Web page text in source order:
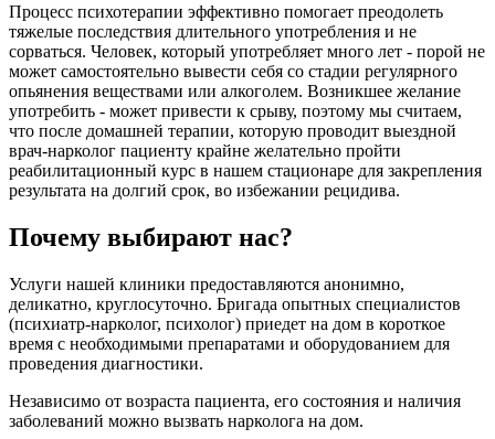
Процесс психотерапии эффективно помогает преодолеть
тяжелые последствия длительного употребления и не
сорваться. Человек, который употребляет много лет - порой не
может самостоятельно вывести себя со стадии регулярного
опьянения веществами или алкоголем. Возникшее желание
употребить - может привести к срыву, поэтому мы считаем,
что после домашней терапии, которую проводит выездной
врач-нарколог пациенту крайне желательно пройти
реабилитационный курс в нашем стационаре для закрепления
результата на долгий срок, во избежании рецидива.
Почему выбирают нас?
Услуги нашей клиники предоставляются анонимно,
деликатно, круглосуточно. Бригада опытных специалистов
(психиатр-нарколог, психолог) приедет на дом в короткое
время с необходимыми препаратами и оборудованием для
проведения диагностики.
Независимо от возраста пациента, его состояния и наличия
заболеваний можно вызвать нарколога на дом.